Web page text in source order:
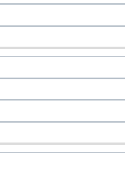
Рейс